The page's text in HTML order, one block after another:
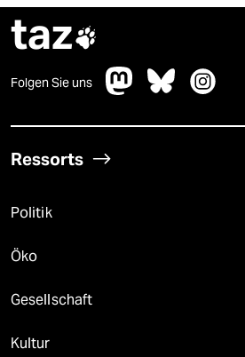
taz
Folgen Sie uns
Ressorts
Politik
Öko
Gesellschaft
Kultur